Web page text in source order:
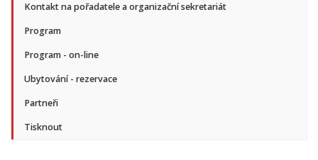
Kontakt na pořadatele a organizační sekretariát
Program
Program - on-line
Ubytování - rezervace
Partneři
Tisknout